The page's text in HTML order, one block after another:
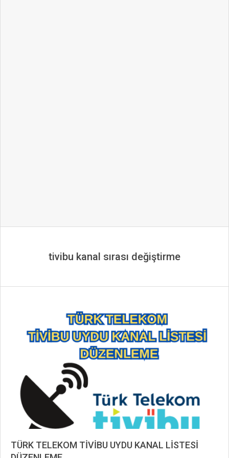
tivibu kanal sırası değiştirme
TÜRK TELEKOM TİVİBU UYDU KANAL LİSTESİ